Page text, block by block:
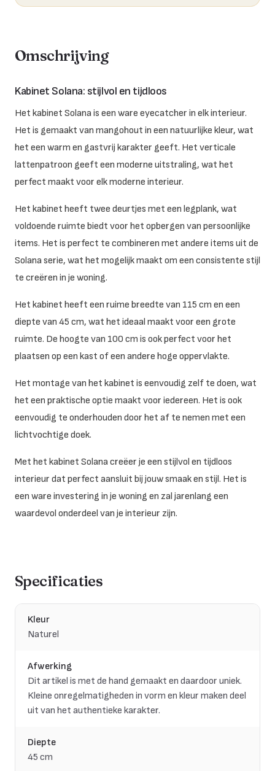
Omschrijving
Kabinet Solana: stijlvol en tijdloos
Het kabinet Solana is een ware eyecatcher in elk interieur.
Het is gemaakt van mangohout in een natuurlijke kleur, wat
het een warm en gastvrij karakter geeft. Het verticale
lattenpatroon geeft een moderne uitstraling, wat het
perfect maakt voor elk moderne interieur.
Het kabinet heeft twee deurtjes met een legplank, wat
voldoende ruimte biedt voor het opbergen van persoonlijke
items. Het is perfect te combineren met andere items uit de
Solana serie, wat het mogelijk maakt om een consistente stijl
te creëren in je woning.
Het kabinet heeft een ruime breedte van 115 cm en een
diepte van 45 cm, wat het ideaal maakt voor een grote
ruimte. De hoogte van 100 cm is ook perfect voor het
plaatsen op een kast of een andere hoge oppervlakte.
Het montage van het kabinet is eenvoudig zelf te doen, wat
het een praktische optie maakt voor iedereen. Het is ook
eenvoudig te onderhouden door het af te nemen met een
lichtvochtige doek.
Met het kabinet Solana creëer je een stijlvol en tijdloos
interieur dat perfect aansluit bij jouw smaak en stijl. Het is
een ware investering in je woning en zal jarenlang een
waardevol onderdeel van je interieur zijn.
Specificaties
Kleur
Naturel
Afwerking
Dit artikel is met de hand gemaakt en daardoor uniek.
Kleine onregelmatigheden in vorm en kleur maken deel
uit van het authentieke karakter.
Diepte
45 cm